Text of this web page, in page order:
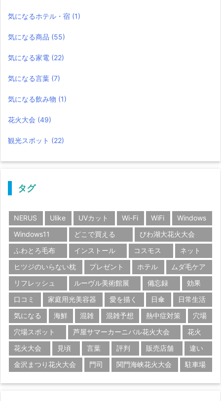
気になるホテル・宿 (1)
気になる商品 (55)
気になる家電 (22)
気になる言葉 (7)
気になる飲み物 (1)
花火大会 (49)
観光スポット (22)
タグ
NERUS Ulike UVカット Wi-Fi WiFi
Windows
Windows11
どこで買える
びわ湖大花火大会
ふわとろ毛布
インストール コスモス
ネット
ヒツジのいらない枕
プレゼント ホテル
ムダ毛ケア
リフレッシュ
ルーヴル美術館展 備忘録
効果
口コミ
家庭用光美容器 愛を描く 日傘
日常生活
気になる
海鮮 混雑 混雑予想 熱中症対策
穴場
穴場スポット
芦屋サマーカーニバル花火大会
花火
花火大会
見頃 言葉 評判 販売店舗
違い
金沢まつり花火大会
門司 関門海峡花火大会 駐車場